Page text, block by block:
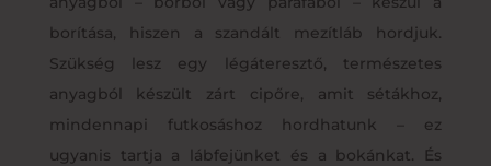
borítása, hiszen a szandált mezítláb hordjuk.
Szükség lesz egy légáteresztő, természetes
anyagból készült zárt cipőre, amit sétákhoz,
mindennapi futkosáshoz hordhatunk – ez
ugyanis tartja a lábfejünket és a bokánkat. És